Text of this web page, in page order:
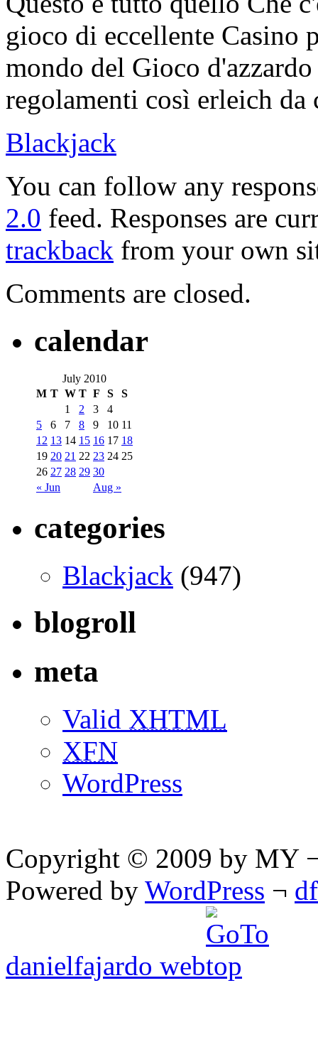
gioco di eccellente Casino
mondo del Gioco
regolamenti così erleich da
Blackjack
You can follow any
2.0 feed. Responses are
trackback from your own
Comments are closed.
calendar
July 2010
M T W T F S S
« Jun Aug »
1 2 3
4
5
6 7 8 9 10 11
12 13 14 15 16 17 18
19 20 21 22 23 24 25
26 27 28 29 30
categories
Blackjack (947)
blogroll
meta
Valid XHTML
XFN
WordPress
Copyright © 2009 by MY
Powered by WordPress ¬
danielfajardo web